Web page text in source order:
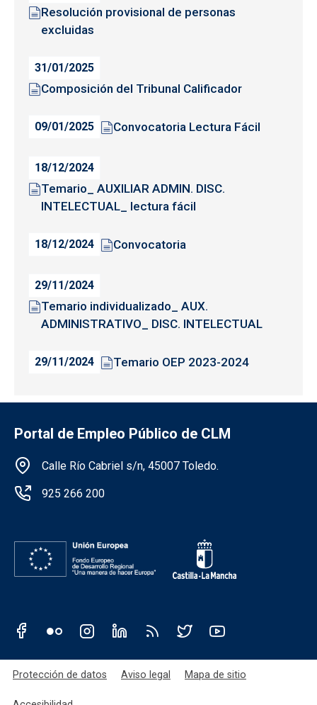
Resolución provisional de personas
excluidas
31/01/2025
Composición del Tribunal Calificador
09/01/2025 Convocatoria Lectura Fácil
18/12/2024
Temario_ AUXILIAR ADMIN. DISC.
INTELECTUAL_ lectura fácil
18/12/2024 Convocatoria
29/11/2024
Temario individualizado_ AUX.
ADMINISTRATIVO_ DISC. INTELECTUAL
29/11/2024 Temario OEP 2023-2024
Portal de Empleo Público de CLM
Información de la institución
Calle Río Cabriel s/n, 45007 Toledo.
925 266 200
Redes sociales JCCM
Menú legal
Protección de datos Aviso legal Mapa de sitio